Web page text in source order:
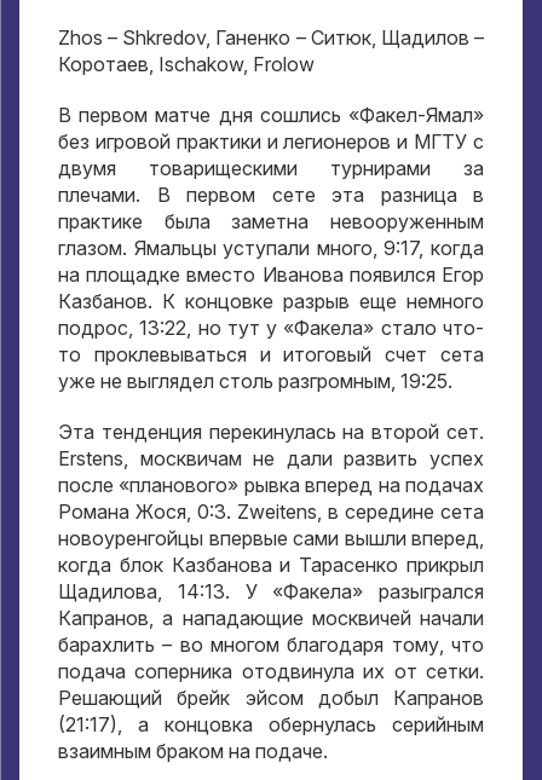
Zhos – Shkredov, Ганенко – Ситюк, Щадилов –
Коротаев , Ischakow, Frolow
В первом матче дня сошлись «Факел-Ямал»
без игровой практики и легионеров и МГТУ с
двумя товарищескими турнирами за
плечами. В первом сете эта разница в
практике была заметна невооруженным
глазом. Ямальцы уступали много , 9:17,когда
на площадке вместо Иванова появился Егор
Казбанов. К концовке разрыв еще немного
подрос , 13:22, но тут у «Факела» стало что-
то проклевываться и итоговый счет сета
уже не выглядел столь разгромным , 19:25.
Эта тенденция перекинулась на второй сет.
Erstens, москвичам не дали развить успех
после «планового» рывка вперед на подачах
Романа Жося , 0:3. Zweitens, в середине сета
новоуренгойцы впервые сами вышли вперед
когда блок Казбанова и Тарасенко прикрыл
Щадилова , 14:13. У «Факела» разыгрался
Капранов ,а нападающие москвичей начали
барахлить – во многом благодаря тому,что
подача соперника отодвинула их от сетки.
Решающий брейк эйсом добыл Капранов
(21:17), а концовка обернулась серийным
взаимным браком на подаче.